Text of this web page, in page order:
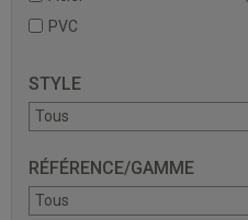
PVC
STYLE
RÉFÉRENCE/GAMME